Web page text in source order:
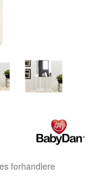
forhandlere